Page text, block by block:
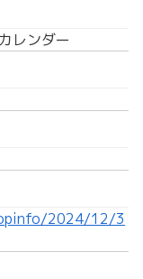
レンダー
2024/12/3